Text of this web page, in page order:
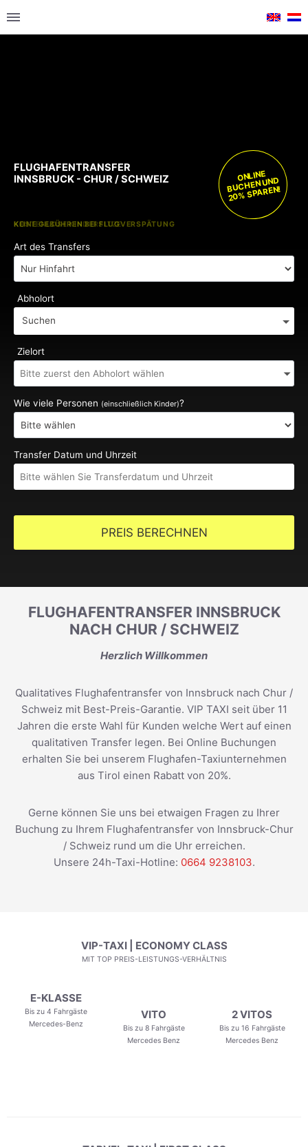
KOSTENLOSE KINDERSITZE
KEINE GEBÜHREN BEI FLUGVERSPÄTUNG
ONLINE
BUCHEN UND
20% SPAREN!
Art des Transfers
Abholort
Suchen
Zielort
Wie viele Personen (einschließlich Kinder)?
Transfer Datum und Uhrzeit
PREIS BERECHNEN
FLUGHAFENTRANSFER
INNSBRUCK - CHUR / SCHWEIZ
FLUGHAFENTRANSFER INNSBRUCK
NACH CHUR / SCHWEIZ
Herzlich Willkommen
Qualitatives Flughafentransfer von Innsbruck nach Chur /
Schweiz mit Best-Preis-Garantie. VIP TAXI seit über 11
Jahren die erste Wahl für Kunden welche Wert auf einen
qualitativen Transfer legen. Bei Online Buchungen
erhalten Sie bei unserem Flughafen-Taxiunternehmen
aus Tirol einen Rabatt von 20%.
Gerne können Sie uns bei etwaigen Fragen zu Ihrer
Buchung zu Ihrem Flughafentransfer von Innsbruck-Chur
/ Schweiz rund um die Uhr erreichen.
Unsere 24h-Taxi-Hotline: 0664 9238103.
VIP-TAXI | ECONOMY CLASS
MIT TOP PREIS-LEISTUNGS-VERHÄLTNIS
E-KLASSE
Bis zu 4 Fahrgäste
Mercedes-Benz
VITO
Bis zu 8 Fahrgäste
Mercedes Benz
2 VITOS
Bis zu 16 Fahrgäste
Mercedes Benz